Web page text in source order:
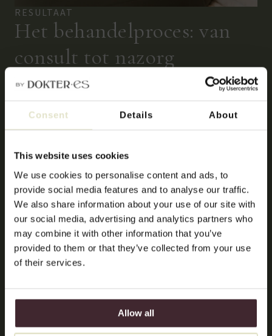
Consent Details About
This website uses cookies
We use cookies to personalise content and ads, to
provide social media features and to analyse our traffic.
We also share information about your use of our site with
our social media, advertising and analytics partners who
may combine it with other information that you’ve
provided to them or that they’ve collected from your use
of their services.
Allow all
RESULTAAT
Het behandelproces: van
consult tot nazorg
Stap 1: persoonlijk consult
Alles begint met een persoonlijk consult van 20-30 minuten. We
verwachtingen en beoordelen huid, volume en
lichaamsverhoudingen. Je krijgt een eerlijk advies en een
persoonlijk behandelplan.
Stap 2: de behandeling
Stap 4: nazorg en follow-up